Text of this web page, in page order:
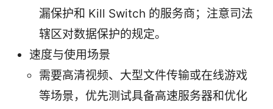
漏保护和 Kill Switch 的服务商；注意司法
辖区对数据保护的规定。
速度与使用场景
需要高清视频、大型文件传输或在线游戏
等场景，优先测试具备高速服务器和优化